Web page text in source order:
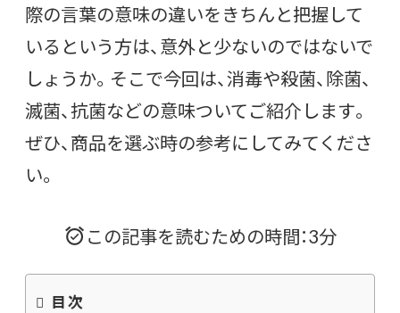
際の言葉の意味の違いをきちんと把握して
いるという方は、意外と少ないのではないで
しょうか。そこで今回は、消毒や殺菌、除菌、
滅菌、抗菌などの意味ついてご紹介します。
ぜひ、商品を選ぶ時の参考にしてみてくださ
い。
この記事を読むための時間：3分
目次